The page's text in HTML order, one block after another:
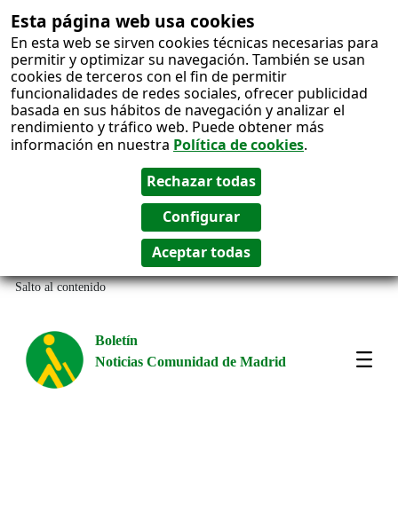
Esta página web usa cookies
En esta web se sirven cookies técnicas necesarias para
permitir y optimizar su navegación. También se usan
cookies de terceros con el fin de permitir
funcionalidades de redes sociales, ofrecer publicidad
basada en sus hábitos de navegación y analizar el
rendimiento y tráfico web. Puede obtener más
información en nuestra Política de cookies.
Salto al contenido
Boletín
Noticias Comunidad de Madrid